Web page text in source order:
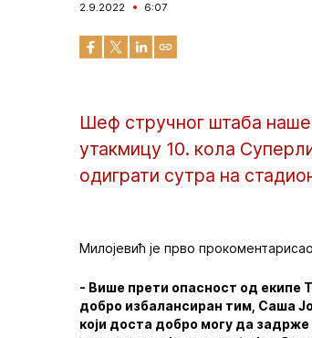
2.9.2022 6:07
Шеф стручног штаба
утакмицу 10. кола
одиграти сутра на
Милојевић је прво
- Више прети опасност од екипе
добро избалансиран тим, Саша
који доста добро могу да